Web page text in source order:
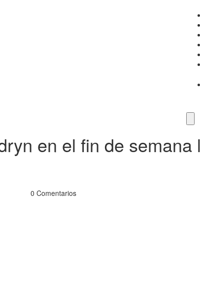
en el fin de semana
0 Comentarios